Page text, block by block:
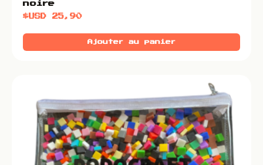
noire
$USD25,90
Ajouter au panier